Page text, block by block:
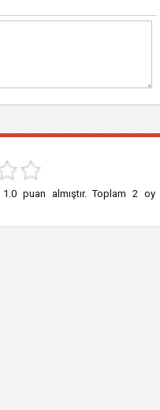
1.0puan almıştır. Toplam2 oy